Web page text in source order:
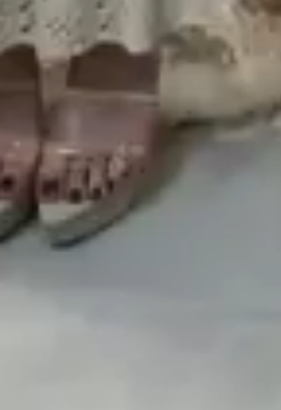
クロスオフショルニットワンピースのアウト
、ブルー、ベージュから選べます。